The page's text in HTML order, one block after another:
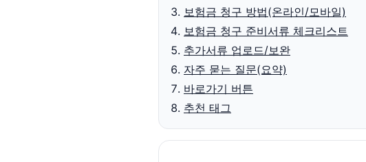
보험금 청구 방법(온라인/모바일)
보험금 청구 준비서류 체크리스트
추가서류 업로드/보완
자주 묻는 질문(요약)
바로가기 버튼
추천 태그